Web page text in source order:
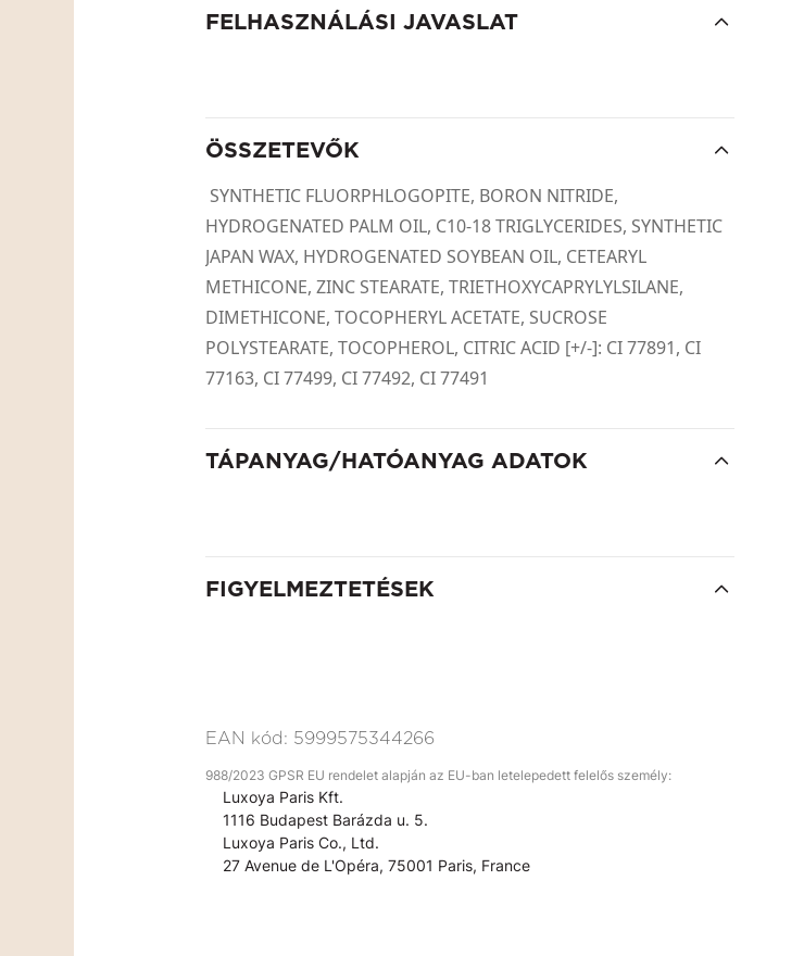
FELHASZNÁLÁSI JAVASLAT
ÖSSZETEVŐK
SYNTHETIC FLUORPHLOGOPITE, BORON NITRIDE,
HYDROGENATED PALM OIL, C10-18 TRIGLYCERIDES, SYNTHETIC
JAPAN WAX, HYDROGENATED SOYBEAN OIL, CETEARYL
METHICONE, ZINC STEARATE, TRIETHOXYCAPRYLYLSILANE,
DIMETHICONE, TOCOPHERYL ACETATE, SUCROSE
POLYSTEARATE, TOCOPHEROL, CITRIC ACID [+/-]: CI 77891, CI
77163, CI 77499, CI 77492, CI 77491
TÁPANYAG/HATÓANYAG ADATOK
FIGYELMEZTETÉSEK
EAN kód: 5999575344266
988/2023 GPSR EU rendelet alapján az EU-ban letelepedett felelős személy:
Luxoya Paris Kft.
1116 Budapest Barázda u. 5.
Luxoya Paris Co., Ltd.
27 Avenue de L'Opéra, 75001 Paris, France